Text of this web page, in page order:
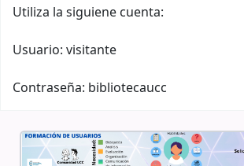
Utiliza la siguiene cuenta:
Usuario: visitante
Contraseña: bibliotecaucc